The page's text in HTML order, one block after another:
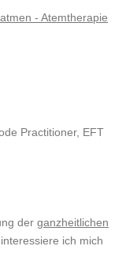
der ganzheitlichen
ich mich